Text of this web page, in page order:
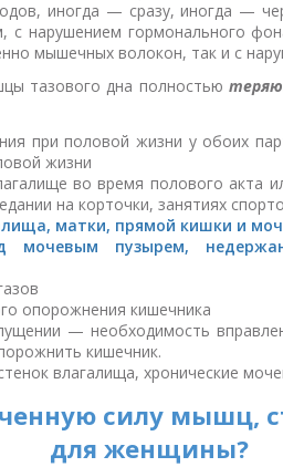
иногда — сразу, иногда —
с нарушением гормонального
мышечных волокон, так и с
тазового дна полностью
при половой жизни у обоих
жизни
во время полового акта
на корточки, занятиях
матки, прямой кишки и
мочевым пузырем,
опорожнения кишечника
— необходимость
кишечник.
влагалища, хронические
силу мышц,
для женщины?